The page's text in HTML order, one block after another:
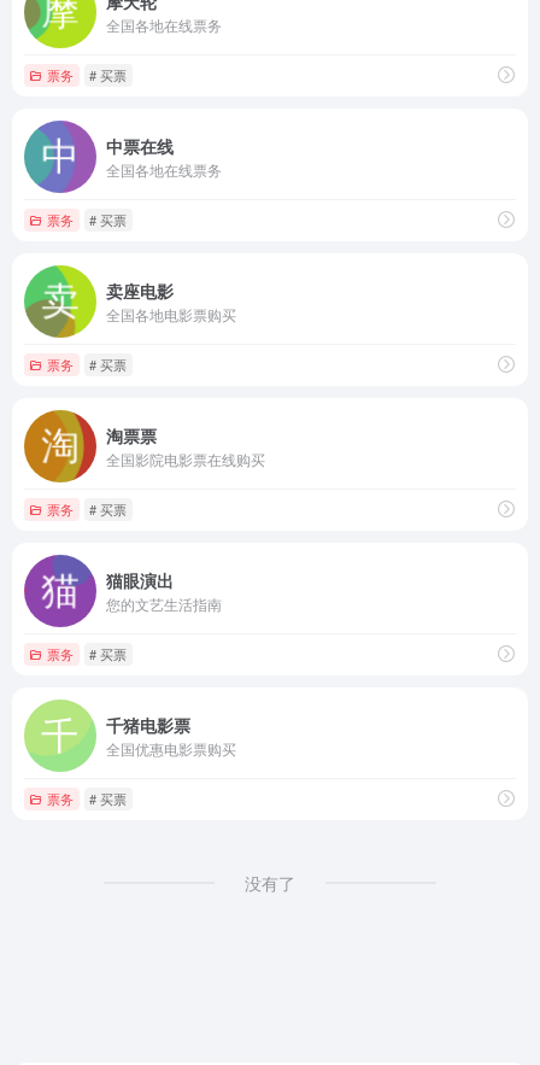
全国各地在线票务
票务 # 买票
中票在线
全国各地在线票务
票务 # 买票
卖座电影
全国各地电影票购买
票务 # 买票
淘票票
全国影院电影票在线购买
票务 # 买票
猫眼演出
您的文艺生活指南
票务 # 买票
千猪电影票
全国优惠电影票购买
票务 # 买票
没有了